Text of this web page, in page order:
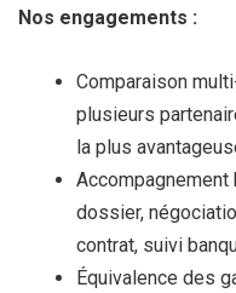
Nos engagements :
Comparaison
plusieurs
la plus
Accompagnement
dossier,
contrat, suivi
Équivalence des